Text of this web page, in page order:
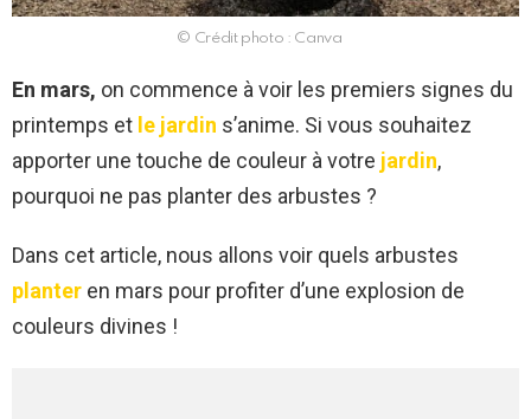
© Crédit photo : Canva
En mars, on commence à voir les premiers signes du
printemps et le jardin s’anime. Si vous souhaitez
apporter une touche de couleur à votre jardin,
pourquoi ne pas planter des arbustes ?
Dans cet article, nous allons voir quels arbustes
planter en mars pour profiter d’une explosion de
couleurs divines !